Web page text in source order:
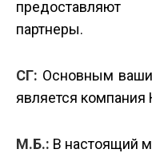
предоставляют
партнеры.
СГ: Основным
является
М.Б.: В настоящий